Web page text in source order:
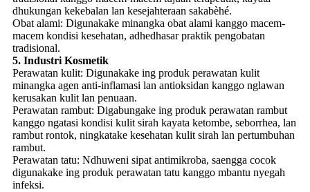
dhukungan kekebalan lan kesejahteraan sakabèhé.
Obat alami: Digunakake minangka obat alami kanggo macem-
macem kondisi kesehatan, adhedhasar praktik pengobatan
tradisional.
5. Industri Kosmetik
Perawatan kulit: Digunakake ing produk perawatan kulit
minangka agen anti-inflamasi lan antioksidan kanggo nglawan
kerusakan kulit lan penuaan.
Perawatan rambut: Digabungake ing produk perawatan rambut
kanggo ngatasi kondisi kulit sirah kayata ketombe, seborrhea, lan
rambut rontok, ningkatake kesehatan kulit sirah lan pertumbuhan
rambut.
Perawatan tatu: Ndhuweni sipat antimikroba, saengga cocok
digunakake ing produk perawatan tatu kanggo mbantu nyegah
infeksi.